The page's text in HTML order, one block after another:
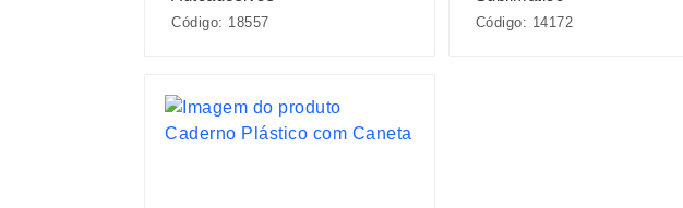
Código: 18557 Código: 14172